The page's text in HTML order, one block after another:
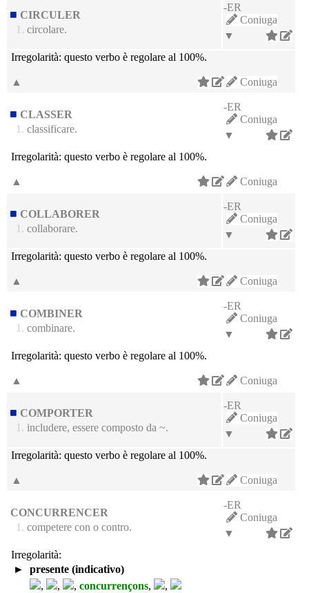
CIRCULER
1. circolare.
-ER
Coniuga
▼
Irregolarità: questo verbo è regolare al 100%.
Coniuga
▲
CLASSER
1. classificare.
-ER
Coniuga
▼
Irregolarità: questo verbo è regolare al 100%.
Coniuga
▲
COLLABORER
1. collaborare.
-ER
Coniuga
▼
Irregolarità: questo verbo è regolare al 100%.
Coniuga
▲
COMBINER
1. combinare.
-ER
Coniuga
▼
Irregolarità: questo verbo è regolare al 100%.
Coniuga
▲
COMPORTER
1. includere, essere composto da ~.
-ER
Coniuga
▼
Irregolarità: questo verbo è regolare al 100%.
Coniuga
▲
CONCURRENCER
1. competere con o contro.
-ER
Coniuga
▼
Irregolarità:
►
presente (indicativo)
,
, , concurrençons, ,